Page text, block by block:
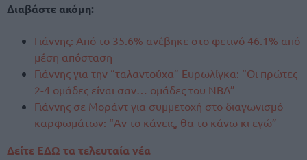
Διαβάστε ακόμη:
Γιάννης: Από το 35.6% ανέβηκε στο φετινό 46.1% από
μέση απόσταση
Γιάννης για την “ταλαντούχα” Ευρωλίγκα: “Οι πρώτες
2-4 ομάδες είναι σαν… ομάδες του NBA”
Γιάννης σε Μοράντ για συμμετοχή στο διαγωνισμό
καρφωμάτων: “Αν το κάνεις, θα το κάνω κι εγώ”
Δείτε ΕΔΩ τα τελευταία νέα